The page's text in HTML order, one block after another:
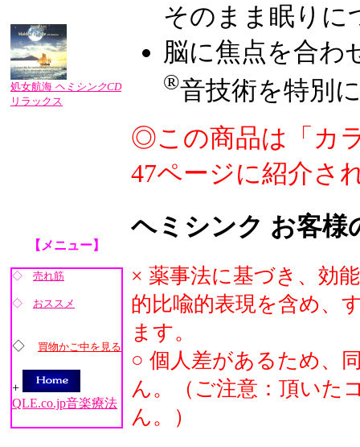
処女航海 ヘミシンクCD
リラックス
【メニュー】
◇ 売れ筋
◇ おススメ
◇ 買物かご中を見る
+
QLE.co.jp音楽療法
そのまま眠りに
脳に焦点を合わ
®音技術を特別
◎この商品は「カ
47ページに紹介さ
ヘミシンク お客様
× 薬事法に基づき、効
的比喩的表現を含め、
ます。
○ 個人差があるため、
ん。（ご注意：頂いた
ん。）